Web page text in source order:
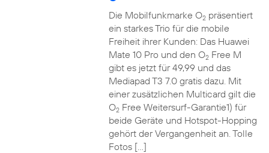
Die Mobilfunkmarke O2präsentiert
ein starkes Trio für die mobile
Freiheit ihrer Kunden: Das Huawei
Mate 10 Pro und den O2Free M
gibt es jetzt für 49,99 und das
Mediapad T3 7.0 gratis dazu. Mit
einer zusätzlichen Multicard gilt die
O2Free Weitersurf-Garantie1) für
beide Geräte und Hotspot-Hopping
gehört der Vergangenheit an. Tolle
Fotos […]